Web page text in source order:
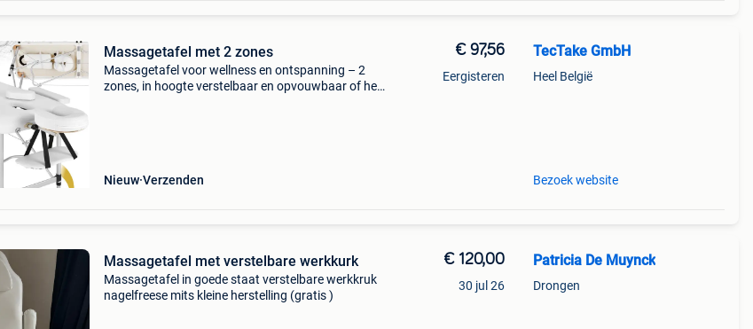
Massagetafel met 2 zones
Massagetafel voor wellness en ontspanning – 2
zones, in hoogte verstelbaar en opvouwbaar of het
Nieuw Verzenden
€ 97,56
Eergisteren
TecTake GmbH
Heel België
Bezoek website
Massagetafel met verstelbare werkkurk
Massagetafel in goede staat verstelbare werkkruk
nagelfreese mits kleine herstelling (gratis )
€ 120,00
30 jul 26
Patricia De Muynck
Drongen